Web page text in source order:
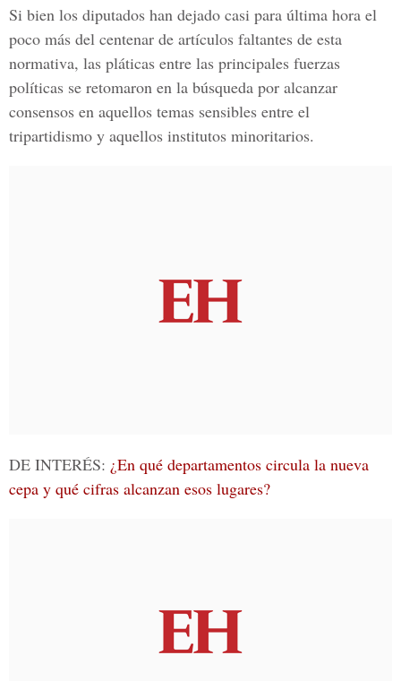
Si bien los diputados han dejado casi para última hora el
poco más del centenar de artículos faltantes de esta
normativa, las pláticas entre las principales fuerzas
políticas se retomaron en la búsqueda por alcanzar
consensos en aquellos temas sensibles entre el
tripartidismo y aquellos institutos minoritarios.
DE INTERÉS: ¿En qué departamentos circula la nueva
cepa y qué cifras alcanzan esos lugares?